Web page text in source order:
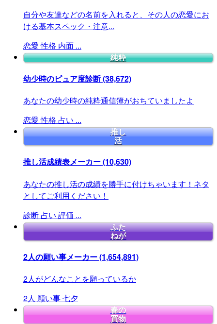
自分や友達などの名前を入れると、その人の恋愛にお
ける基本スペック・注意...
恋愛 性格 内面 ...
純粋
幼少時のピュア度診断(38,672)
あなたの幼少時の純粋通信簿がおちていましたよ
恋愛 性格 占い ...
推し
活
推し活成績表メーカー(10,630)
あなたの推し活の成績を勝手に付けちゃいます！ネタ
としてご利用ください！
診断 占い 評価 ...
ふた
ねが
2人の願い事メーカー(1,654,891)
2人がどんなことを願っているか
2人 願い事七夕
春の
買物